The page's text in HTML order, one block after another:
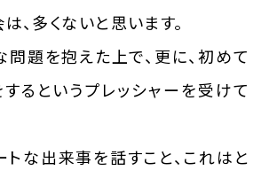
多くないと思います。
題を抱えた上で、更に、初めて
るというプレッシャーを受けて
な出来事を話すこと、これはと